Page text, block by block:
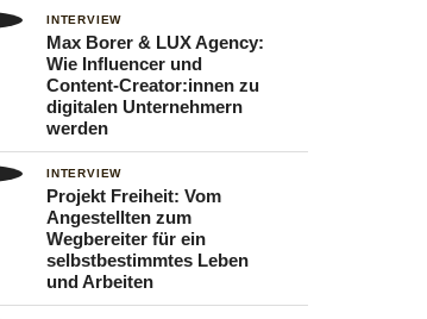
INTERVIEW
Max Borer & LUX Agency:
Wie Influencer und
Content-Creator:innen zu
digitalen Unternehmern
werden
INTERVIEW
Projekt Freiheit: Vom
Angestellten zum
Wegbereiter für ein
selbstbestimmtes Leben
und Arbeiten